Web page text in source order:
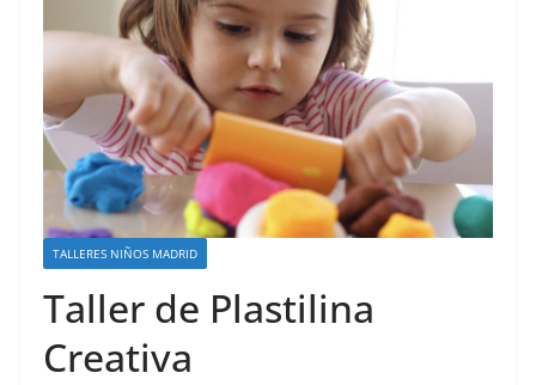
TALLERES NIÑOS MADRID
Taller de Plastilina
Creativa